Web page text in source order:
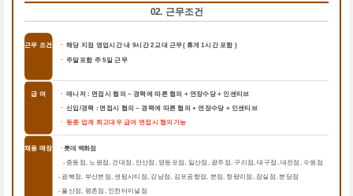
02. 근무조건
근무 조건 ㆍ 해당 지점 영업시간 내 9시간 2교대 근무( 휴게 1시간 포함 )
ㆍ 주말포함 주 5일 근무
급 여
ㆍ 매니저 : 면접시 협의 ~ 경력에 따른 협의 + 연장수당 + 인센티브
ㆍ 신입/경력 : 면접시 협의 ~ 경력에 따른 협의 + 연장수당 + 인센티브
ㆍ 동종 업계 최고대우 급여 면접시 협의가능
채용 매장 ㆍ롯데 백화점
-중동점, 노원점, 건대점, 안산점, 영등포점, 일산점, 광주점, 구리점, 대구점, 대전점, 수원점
-광복점, 부산본점, 센텀시티점, 강남점, 김포공항점, 본점, 청량리점, 잠실점, 분당점
-울산점, 평촌점, 인천터미널점